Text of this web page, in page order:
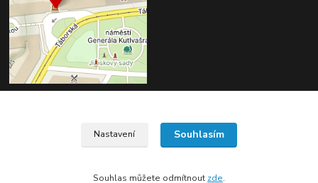
Upravit sběr cookies.
Nastavení Souhlasím
Souhlas můžete odmítnout zde.